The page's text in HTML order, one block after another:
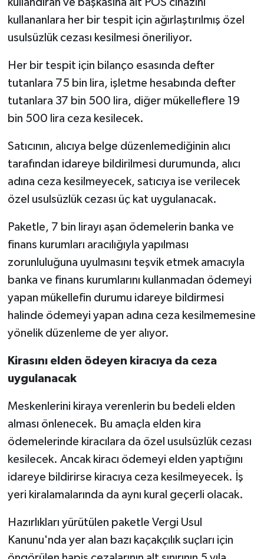
kullandıran ve başkasına ait POS cihazını
kullananlara her bir tespit için ağırlaştırılmış özel
usulsüzlük cezası kesilmesi öneriliyor.
Her bir tespit için bilanço esasında defter
tutanlara 75 bin lira, işletme hesabında defter
tutanlara 37 bin 500 lira, diğer mükelleflere 19
bin 500 lira ceza kesilecek.
Satıcının, alıcıya belge düzenlemediğinin alıcı
tarafından idareye bildirilmesi durumunda, alıcı
adına ceza kesilmeyecek, satıcıya ise verilecek
özel usulsüzlük cezası üç kat uygulanacak.
Paketle, 7 bin lirayı aşan ödemelerin banka ve
finans kurumları aracılığıyla yapılması
zorunluluğuna uyulmasını teşvik etmek amacıyla
banka ve finans kurumlarını kullanmadan ödemeyi
yapan mükellefin durumu idareye bildirmesi
halinde ödemeyi yapan adına ceza kesilmemesine
yönelik düzenleme de yer alıyor.
Kirasını elden ödeyen kiracıya da ceza
uygulanacak
Meskenlerini kiraya verenlerin bu bedeli elden
alması önlenecek. Bu amaçla elden kira
ödemelerinde kiracılara da özel usulsüzlük cezası
kesilecek. Ancak kiracı ödemeyi elden yaptığını
idareye bildirirse kiracıya ceza kesilmeyecek. İş
yeri kiralamalarında da aynı kural geçerli olacak.
Hazırlıkları yürütülen paketle Vergi Usul
Kanunu'nda yer alan bazı kaçakçılık suçları için